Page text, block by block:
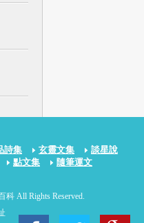
詩集 玄靈文集
談星說
點文集
隨筆運文
All Rights Reserved.